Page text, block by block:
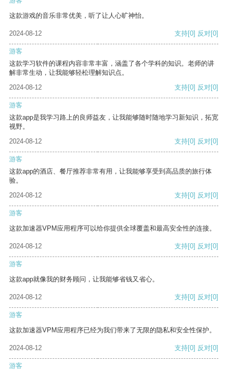
这款游戏的音乐非常优美，听了让人心旷神怡。
2024-08-12 支持[0] 反对[0]
游客
这款学习软件的课程内容非常丰富，涵盖了各个学科的知识。老师的讲
解非常生动，让我能够轻松理解知识点。
2024-08-12
支持[0] 反对[0]
游客
这款app是我学习路上的良师益友，让我能够随时随地学习新知识，拓宽
视野。
2024-08-12
支持[0] 反对[0]
游客
这款app的酒店、餐厅推荐非常有用，让我能够享受到高品质的旅行体
验。
2024-08-12
支持[0] 反对[0]
游客
这款加速器VPM应用程序可以给你提供全球覆盖和最高安全性的连接。
2024-08-12 支持[0] 反对[0]
游客
这款app就像我的财务顾问，让我能够省钱又省心。
2024-08-12 支持[0] 反对[0]
游客
这款加速器VPM应用程序已经为我们带来了无限的隐私和安全性保护。
2024-08-12 支持[0] 反对[0]
游客